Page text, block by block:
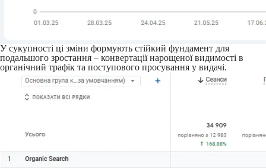
У сукупності ці зміни формують стійкий фундамент для
подальшого зростання – конвертації нарощеної видимості в
органічний трафік та поступового просування у видачі.